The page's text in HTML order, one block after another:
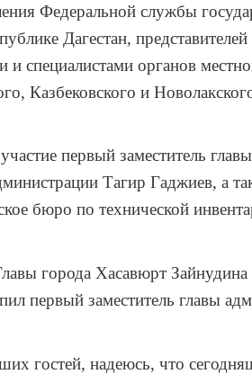
Федеральной службы
Дагестан,
и специалистами органов
Казбековского и
первый заместитель
Тагир Гаджиев, а
бюро по технической
города Хасавюрт
первый заместитель главы
гостей, надеюсь, что